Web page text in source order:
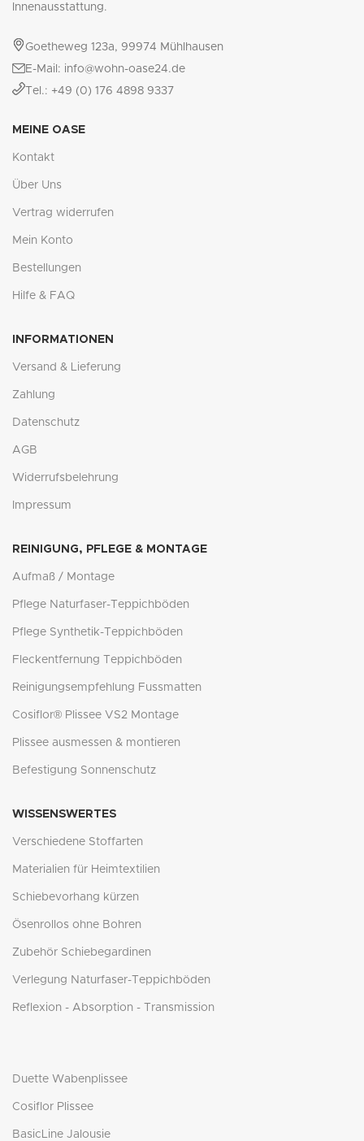
Innenausstattung.
Goetheweg 123a, 99974 Mühlhausen
E-Mail: info@wohn-oase24.de
Tel.: +49 (0) 176 4898 9337
MEINE OASE
Kontakt
Über Uns
Vertrag widerrufen
Mein Konto
Bestellungen
Hilfe & FAQ
INFORMATIONEN
Versand & Lieferung
Zahlung
Datenschutz
AGB
Widerrufsbelehrung
Impressum
REINIGUNG, PFLEGE & MONTAGE
Aufmaß / Montage
Pflege Naturfaser-Teppichböden
Pflege Synthetik-Teppichböden
Fleckentfernung Teppichböden
Reinigungsempfehlung Fussmatten
Cosiflor® Plissee VS2 Montage
Plissee ausmessen & montieren
Befestigung Sonnenschutz
WISSENSWERTES
Verschiedene Stoffarten
Materialien für Heimtextilien
Schiebevorhang kürzen
Ösenrollos ohne Bohren
Zubehör Schiebegardinen
Verlegung Naturfaser-Teppichböden
Reflexion - Absorption - Transmission
Duette Wabenplissee
Cosiflor Plissee
BasicLine Jalousie